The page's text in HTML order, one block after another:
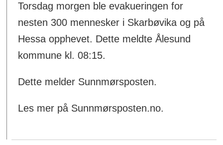
Torsdag morgen ble evakueringen for
nesten 300 mennesker i Skarbøvika og på
Hessa opphevet. Dette meldte Ålesund
kommune kl. 08:15.
Dette melder Sunnmørsposten.
Les mer på Sunnmørsposten.no.